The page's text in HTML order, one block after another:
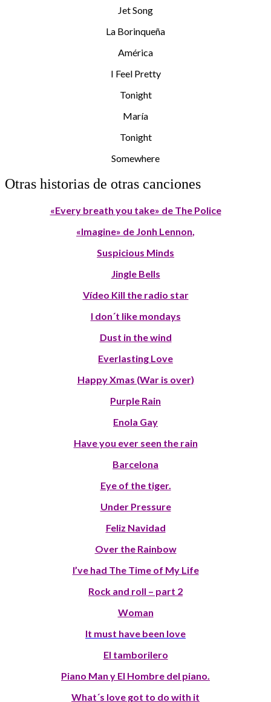
Jet Song
La Borinqueña
América
I Feel Pretty
Tonight
María
Tonight
Somewhere
Otras historias de otras canciones
«Every breath you take» de The Police
«Imagine» de Jonh Lennon
Suspicious Minds
Jingle Bells
Vídeo Kill the radio star
I don´t like mondays
Dust in the wind
Everlasting Love
Happy Xmas (War is over)
Purple Rain
Enola Gay
Have you ever seen the rain
Barcelona
Eye of the tiger.
Under Pressure
Feliz Navidad
Over the Rainbow
I’ve had The Time of My Life
Rock and roll – part 2
Woman
It must have been love
El tamborilero
Piano Man y El Hombre del piano.
What´s love got to do with it